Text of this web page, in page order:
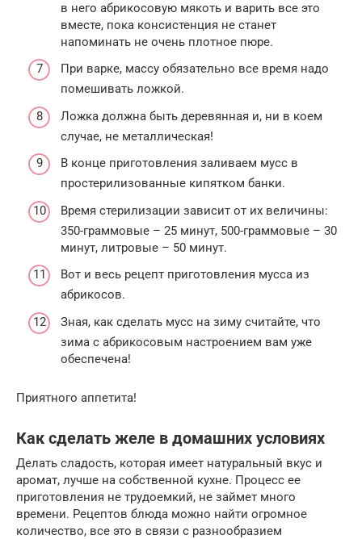
в него абрикосовую мякоть и варить все это
вместе, пока консистенция не станет
напоминать не очень плотное пюре.
При варке, массу обязательно все время надо
помешивать ложкой.
Ложка должна быть деревянная и, ни в коем
случае, не металлическая!
В конце приготовления заливаем мусс в
простерилизованные кипятком банки.
Время стерилизации зависит от их величины:
350-граммовые – 25 минут, 500-граммовые – 30
минут, литровые – 50 минут.
Вот и весь рецепт приготовления мусса из
абрикосов.
Зная, как сделать мусс на зиму считайте, что
зима с абрикосовым настроением вам уже
обеспечена!
Приятного аппетита!
Как сделать желе в домашних условиях
Делать сладость, которая имеет натуральный вкус и
аромат, лучше на собственной кухне. Процесс ее
приготовления не трудоемкий, не займет много
времени. Рецептов блюда можно найти огромное
количество, все это в связи с разнообразием